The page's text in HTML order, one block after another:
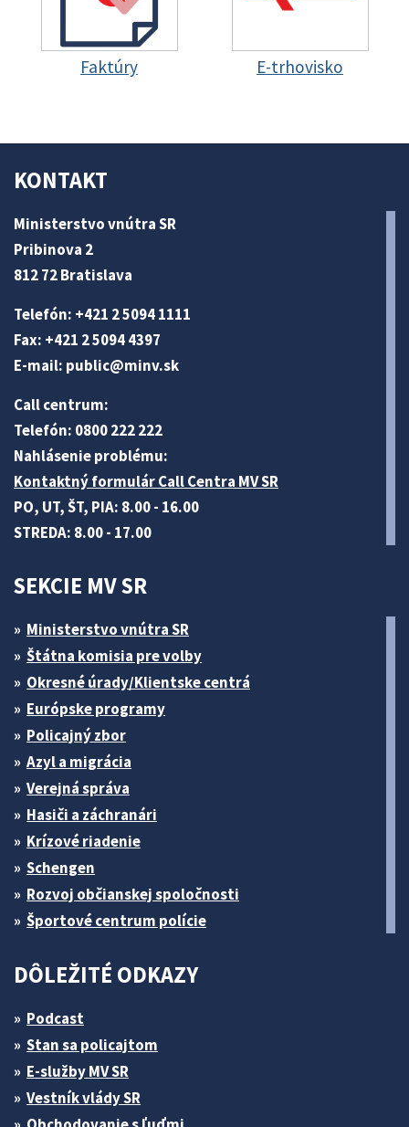
Faktúry E-trhovisko
KONTAKT
Ministerstvo vnútra SR
Pribinova 2
812 72 Bratislava
Telefón: +421 2 5094 1111
Fax: +421 2 5094 4397
E-mail: public@minv.sk
Call centrum:
Telefón: 0800 222 222
Nahlásenie problému:
Kontaktný formulár Call Centra MV SR
PO, UT, ŠT, PIA: 8.00 - 16.00
STREDA: 8.00 - 17.00
SEKCIE MV SR
Ministerstvo vnútra SR
Štátna komisia pre volby
Okresné úrady/Klientske centrá
Európske programy
Policajný zbor
Azyl a migrácia
Verejná správa
Hasiči a záchranári
Krízové riadenie
Schengen
Rozvoj občianskej spoločnosti
Športové centrum polície
DÔLEŽITÉ ODKAZY
Podcast
Stan sa policajtom
E-služby MV SR
Vestník vlády SR